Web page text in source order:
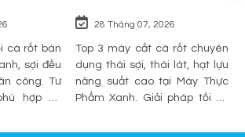
cà rốt bán
sợi đều
công. Tư
hợp và
28 Tháng 07, 2026
Top 3 máy cắt cà rốt chuyên
dụng thái sợi, thái lát, hạt lựu
năng suất cao tại Máy Thực
Phẩm Xanh. Giải pháp tối ưu
nghiệp.